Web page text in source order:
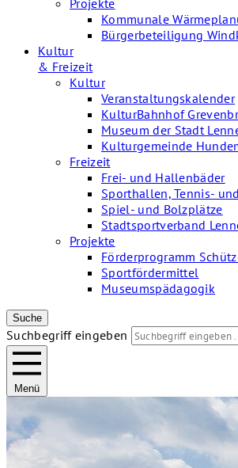
Kommunale
Bürgerbeteiligung
Kultur
& Freizeit
Kultur
Veranstaltungskalender
KulturBahnhof
Museum der Stadt
Kulturgemeinde
Freizeit
Frei- und Hallenbäder
Sporthallen, Tennis-
Spiel- und Bolzplätze
Stadtsportverband
Projekte
Förderprogramm
Sportfördermittel
Museumspädagogik
Suche
Suchbegriff eingeben
Menü